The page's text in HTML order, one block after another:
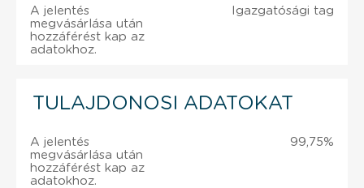
A jelentés
megvásárlása után
hozzáférést kap az
adatokhoz.
Igazgatósági tag
TULAJDONOSI ADATOKAT
A jelentés
megvásárlása után
hozzáférést kap az
adatokhoz.
99,75%